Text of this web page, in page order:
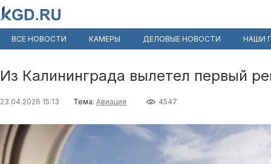
ВСЕ НОВОСТИ КАМЕРЫ ДЕЛОВЫЕ НОВОСТИ НАШИ
Из Калининграда вылетел первый
23.04.2026 15:13 Тема: Авиация 4547